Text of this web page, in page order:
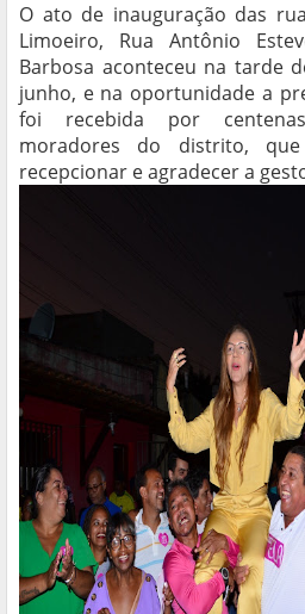
O ato de inauguração das
Limoeiro, Rua Antônio
Barbosa aconteceu na tarde
junho, e na oportunidade a
foi recebida por
moradores do distrito,
recepcionar e agradecer a